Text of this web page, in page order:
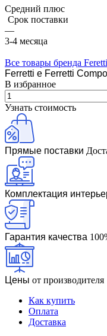
Средний плюс
Срок поставки
—
3-4 месяца
Все товары бренда
Ferretti e Ferretti
В избранное
Узнать стоимость
Прямые поставки
Комплектация
Гарантия качества
Цены от производителя
Как купить
Оплата
Доставка